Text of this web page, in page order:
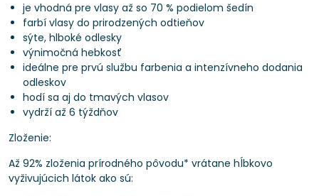
je vhodná pre vlasy až so 70 % podielom šedín
farbí vlasy do prirodzených odtieňov
sýte, hlboké odlesky
výnimočná hebkosť
ideálne pre prvú službu farbenia a intenzívneho dodania
odleskov
hodí sa aj do tmavých vlasov
vydrží až 6 týždňov
Zloženie:
Až 92% zloženia prírodného pôvodu* vrátane hĺbkovo
vyživujúcich látok ako sú: